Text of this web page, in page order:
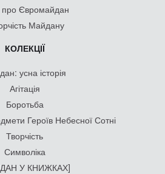
про Євромайдан
Майдану
КОЛЕКЦІЇ
усна історія
Агітація
Боротьба
Героїв Небесної Сотні
Творчість
Символіка
У КНИЖКАХ]